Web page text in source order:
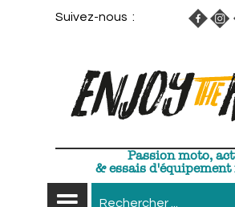
Suivez-nous :
Passion moto,
& essais